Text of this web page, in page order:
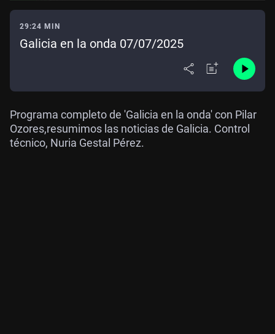
29:24 MIN
Galicia en la onda 07/07/2025
Programa completo de 'Galicia en la onda' con Pilar
Ozores,resumimos las noticias de Galicia. Control
técnico, Nuria Gestal Pérez.